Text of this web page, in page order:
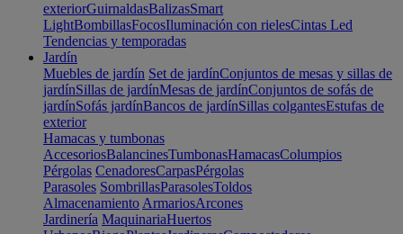
exteriorGuirnaldasBalizasSmart
LightBombillasFocosIluminación con rielesCintas Led
Tendencias y temporadas
Jardín
Muebles de jardín Set de jardínConjuntos de mesas y sillas de
jardínSillas de jardínMesas de jardínConjuntos de sofás de
jardínSofás jardínBancos de jardínSillas colgantesEstufas de
exterior
Hamacas y tumbonas
AccesoriosBalancinesTumbonasHamacasColumpios
Pérgolas CenadoresCarpasPérgolas
Parasoles SombrillasParasolesToldos
Almacenamiento ArmariosArcones
Jardinería MaquinariaHuertos